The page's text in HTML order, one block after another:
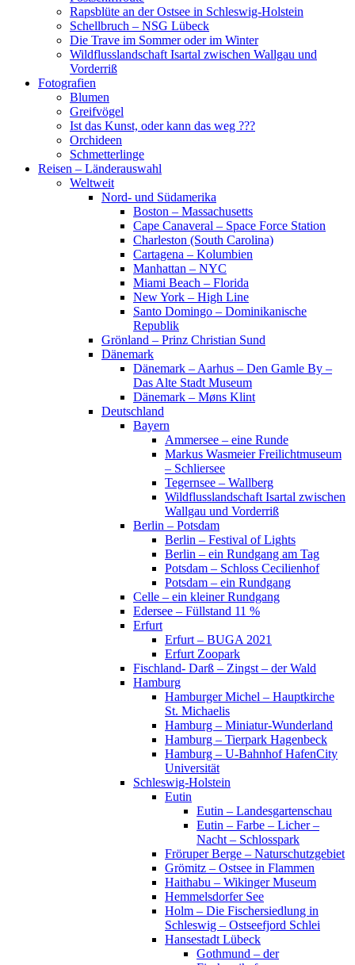
Rapsblüte an der Ostsee in Schleswig-Holstein
Schellbruch – NSG Lübeck
Die Trave im Sommer oder im Winter
Wildflusslandschaft Isartal zwischen Wallgau und
Vorderriß
Fotografien
Blumen
Greifvögel
Ist das Kunst, oder kann das weg ???
Orchideen
Schmetterlinge
Reisen – Länderauswahl
Weltweit
Nord- und Südamerika
Boston – Massachusetts
Cape Canaveral – Space Force Station
Charleston (South Carolina)
Cartagena – Kolumbien
Manhattan – NYC
Miami Beach – Florida
New York – High Line
Santo Domingo – Dominikanische
Republik
Grönland – Prinz Christian Sund
Dänemark
Dänemark – Aarhus – Den Gamle By –
Das Alte Stadt Museum
Dänemark – Møns Klint
Deutschland
Bayern
Ammersee – eine Runde
Markus Wasmeier Freilichtmuseum
– Schliersee
Tegernsee – Wallberg
Wildflusslandschaft Isartal zwischen
Wallgau und Vorderriß
Berlin – Potsdam
Berlin – Festival of Lights
Berlin – ein Rundgang am Tag
Potsdam – Schloss Cecilienhof
Potsdam – ein Rundgang
Celle – ein kleiner Rundgang
Edersee – Füllstand 11 %
Erfurt
Erfurt – BUGA 2021
Erfurt Zoopark
Fischland- Darß – Zingst – der Wald
Hamburg
Hamburger Michel – Hauptkirche
St. Michaelis
Hamburg – Miniatur-Wunderland
Hamburg – Tierpark Hagenbeck
Hamburg – U-Bahnhof HafenCity
Universität
Schleswig-Holstein
Eutin
Eutin – Landesgartenschau
Eutin – Farbe – Licher –
Nacht – Schlosspark
Fröruper Berge – Naturschutzgebiet
Grömitz – Ostsee in Flammen
Haithabu – Wikinger Museum
Hemmelsdorfer See
Holm – Die Fischersiedlung in
Schleswig – Ostseefjord Schlei
Hansestadt Lübeck
Gothmund – der